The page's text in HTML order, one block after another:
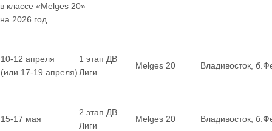
в классе «Melges 20»
на 2026 год
10-12 апреля
(или 17-19 апреля)
1 этап ДВ
Лиги
Melges 20 Владивосток,
15-17 мая
2 этап ДВ
Лиги
Melges 20 Владивосток,